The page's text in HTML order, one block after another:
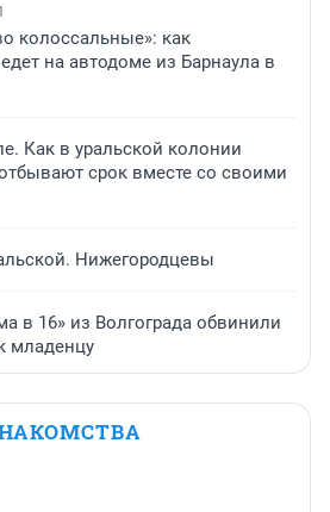
колоссальные»: как
на автодоме из Барнаула в
Как в уральской колонии
срок вместе со своими
Нижегородцевы
в 16» из Волгограда обвинили
младенцу